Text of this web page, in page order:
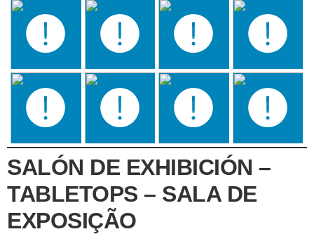
SALÓN DE EXHIBICIÓN –
TABLETOPS – SALA DE
EXPOSIÇÃO